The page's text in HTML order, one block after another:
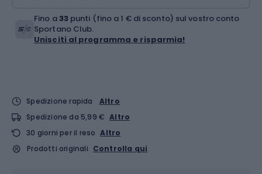
Fino a33 punti (fino a 1 € di sconto) sul vostro conto
Sportano Club.
Unisciti al programma e risparmia!
Spedizione rapida
Altro
Spedizione da 5,99 € Altro
30 giorni per il reso Altro
Prodotti originali Controlla qui